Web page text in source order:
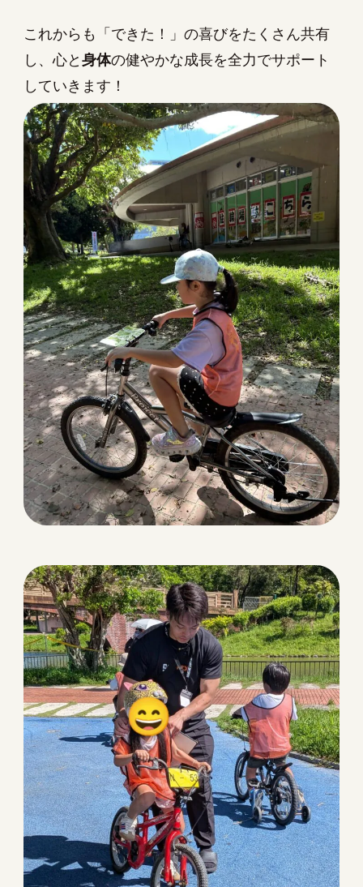
これからも「できた！」の喜びをたくさん共有
し、心と身体の健やかな成長を全力でサポート
していきます！